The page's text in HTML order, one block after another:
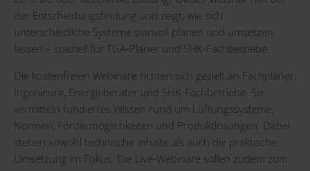
der Entscheidungsfindung und zeigt, wie sich
unterschiedliche Systeme sinnvoll planen und umsetzen
lassen – speziell für TGA-Planer und SHK-Fachbetriebe.
Die kostenfreien Webinare richten sich gezielt an Fachplaner,
Ingenieure, Energieberater und SHK-Fachbetriebe. Sie
vermitteln fundiertes Wissen rund um Lüftungssysteme,
Normen, Fördermöglichkeiten und Produktlösungen. Dabei
stehen sowohl technische Inhalte als auch die praktische
Umsetzung im Fokus. Die Live-Webinare sollen zudem zum